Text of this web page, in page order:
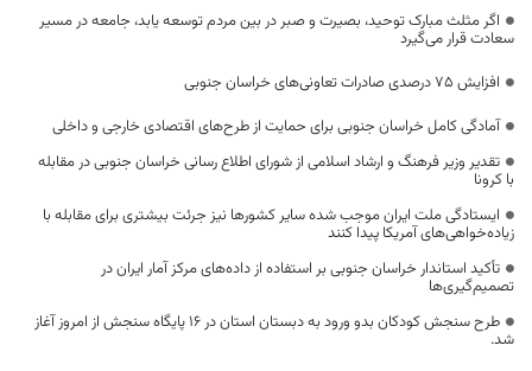
اگر مثلث مبارک توحید، بصیرت و صبر در بین مردم توسعه یابد، جامعه در مسیر
سعادت قرار می‌گیرد
افزایش ۷۵ درصدی صادرات تعاونی‌های خراسان جنوبی
آمادگی کامل خراسان جنوبی برای حمایت از طرح‌های اقتصادی خارجی و داخلی
تقدیر وزیر فرهنگ و ارشاد اسلامی از شورای اطلاع رسانی خراسان جنوبی در مقابله
با کرونا
ایستادگی ملت ایران موجب شده سایر کشورها نیز جرئت بیشتری برای مقابله با
زیاده‌خواهی‌های آمریکا پیدا کنند
تأکید استاندار خراسان جنوبی بر استفاده از داده‌های مرکز آمار ایران در
تصمیم‌گیری‌ها
طرح سنجش کودکان بدو ورود به دبستان استان در 16 پایگاه سنجش از امروز آغاز
شد.